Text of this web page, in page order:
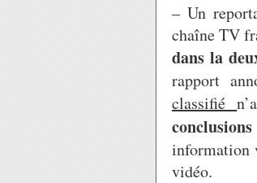
– Un
chaîne TV
dans la
rapport
classifié
information
vidéo.